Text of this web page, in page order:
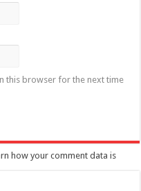
this browser for the next time
how your comment data is